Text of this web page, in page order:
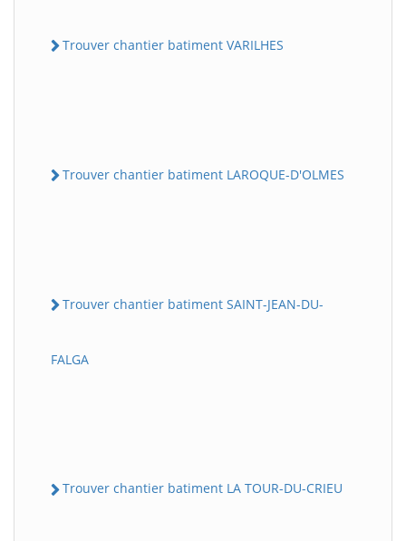
Trouver chantier batiment VARILHES
Trouver chantier batiment LAROQUE-D'OLMES
Trouver chantier batiment SAINT-JEAN-DU-
FALGA
Trouver chantier batiment LA TOUR-DU-CRIEU